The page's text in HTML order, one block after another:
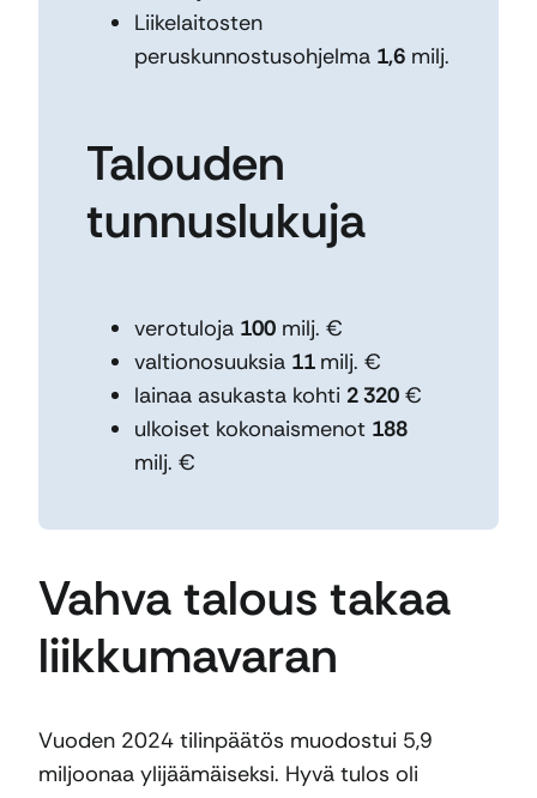
Liikelaitosten
peruskunnostusohjelma 1,6 milj.
Talouden
tunnuslukuja
verotuloja 100 milj. €
valtionosuuksia 11 milj. €
lainaa asukasta kohti 2 320 €
ulkoiset kokonaismenot 188
milj. €
Vahva talous takaa
liikkumavaran
Vuoden 2024 tilinpäätös muodostui 5,9
miljoonaa ylijäämäiseksi. Hyvä tulos oli